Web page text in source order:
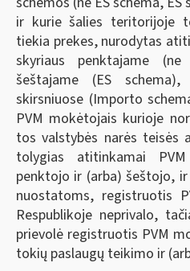
ir kurie šalies teritorijoje
tiekia prekes, nurodytas
skyriaus penktajame
šeštajame (ES
skirsniuose (Importo
PVM mokėtojais kurioje
tos valstybės narės teisės
tolygias atitinkamai
penktojo ir (arba) šeštojo,
nuostatoms, registruotis
Respublikoje neprivalo,
prievolė registruotis PVM
tokių paslaugų teikimo ir